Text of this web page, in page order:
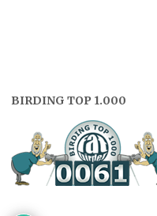
BIRDING TOP 1.000